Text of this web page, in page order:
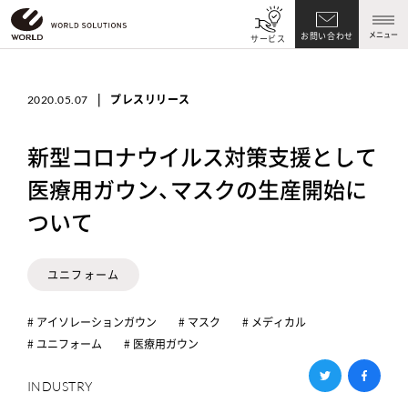
サービス お問い合わせ メニュー
2020.05.07 | プレスリリース
新型コロナウイルス対策支援として
医療用ガウン、マスクの生産開始に
ついて
ユニフォーム
# アイソレーションガウン # マスク
# メディカル
# ユニフォーム
# 医療用ガウン
INDUSTRY